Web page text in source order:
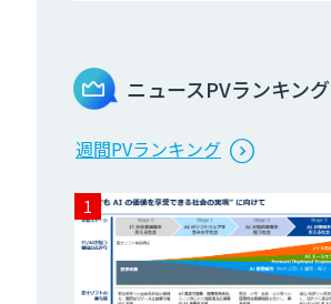
ニュースPVランキング
週間PVランキング